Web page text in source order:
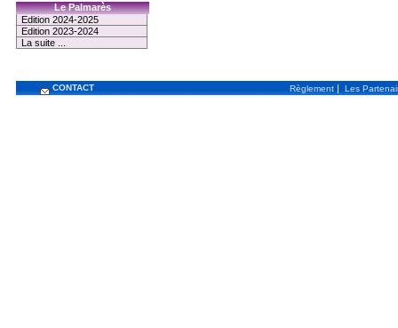
Le Palmarès
Edition 2024-2025
Edition 2023-2024
La suite ...
CONTACT Règlement | Les